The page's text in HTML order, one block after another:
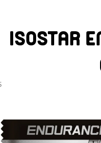
ISOSTAR